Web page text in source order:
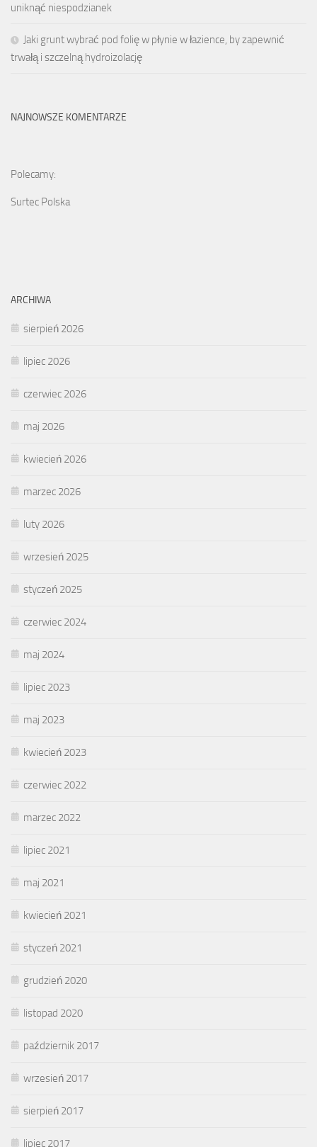
uniknąć niespodzianek
Jaki grunt wybrać pod folię w płynie w łazience, by zapewnić
trwałą i szczelną hydroizolację
NAJNOWSZE KOMENTARZE
Polecamy:
Surtec Polska
ARCHIWA
sierpień 2026
lipiec 2026
czerwiec 2026
maj 2026
kwiecień 2026
marzec 2026
luty 2026
wrzesień 2025
styczeń 2025
czerwiec 2024
maj 2024
lipiec 2023
maj 2023
kwiecień 2023
czerwiec 2022
marzec 2022
lipiec 2021
maj 2021
kwiecień 2021
styczeń 2021
grudzień 2020
listopad 2020
październik 2017
wrzesień 2017
sierpień 2017
lipiec 2017